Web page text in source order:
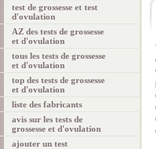
test de grossesse et test
d'ovulation
AZ des tests de grossesse
et d'ovulation
tous les tests de grossesse
et d'ovulation
top des tests de grossesse
et d'ovulation
liste des fabricants
avis sur les tests de
grossesse et d'ovulation
ajouter un test